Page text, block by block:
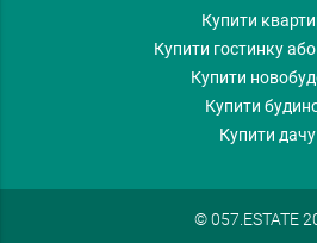
Купити
Купити гостинку
Купити
Купити
Купити дачу
© 057.ESTATE